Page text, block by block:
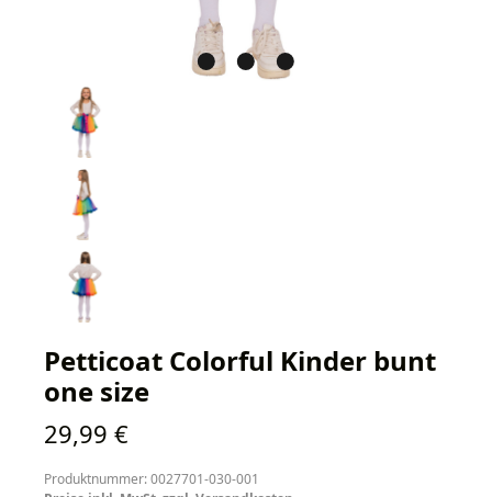
Petticoat Colorful Kinder bunt
one size
Regulärer Preis:
29,99 €
Produktnummer: 0027701-030-001